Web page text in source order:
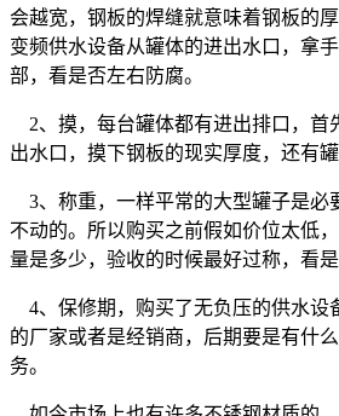
会越宽，钢板的焊缝就意味着钢板的
变频供水设备从罐体的进出水口，拿
部，看是否左右防腐。
2、摸，每台罐体都有进出排口，首
出水口，摸下钢板的现实厚度，还有
3、称重，一样平常的大型罐子是必
不动的。所以购买之前假如价位太低
量是多少，验收的时候最好过称，看是
4、保修期，购买了无负压的供水设
的厂家或者是经销商，后期要是有什
务。